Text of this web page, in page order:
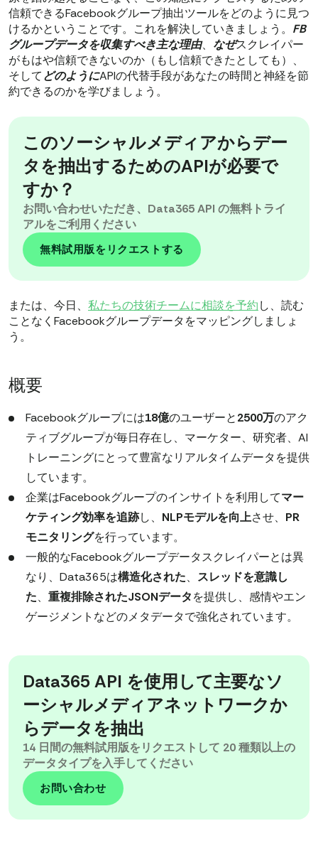
信頼できるFacebookグループ抽出ツールをどのように見つ
けるかということです。これを解決していきましょう。 FB
グループデータを収集すべき主な理由、 なぜスクレイパー
がもはや信頼できないのか（もし信頼できたとしても）、
そしてどのようにAPIの代替手段があなたの時間と神経を節
約できるのかを学びましょう。
このソーシャルメディアからデー
タを抽出するためのAPIが必要で
すか？
お問い合わせいただき、Data365 API の無料トライ
アルをご利用ください
無料試用版をリクエストする
または、今日、 私たちの技術チームに相談を予約し、読む
ことなくFacebookグループデータをマッピングしましょ
う。
概要
Facebookグループには18億のユーザーと2500万のアク
ティブグループが毎日存在し、マーケター、研究者、AI
トレーニングにとって豊富なリアルタイムデータを提供
しています。
企業はFacebookグループのインサイトを利用してマー
ケティング効率を追跡し、 NLPモデルを向上させ、 PR
モニタリングを行っています。
一般的なFacebookグループデータスクレイパーとは異
なり、Data365は構造化された、 スレッドを意識し
た、 重複排除されたJSONデータを提供し、感情やエン
ゲージメントなどのメタデータで強化されています。
Data365 API を使用して主要なソ
ーシャルメディアネットワークか
らデータを抽出
14 日間の無料試用版をリクエストして 20 種類以上の
データタイプを入手してください
お問い合わせ